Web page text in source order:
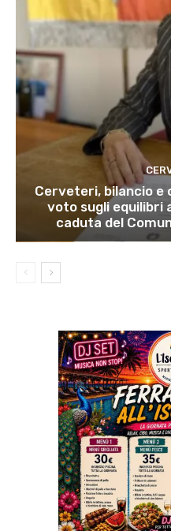
Cerveteri, bilancio e
voto sugli equilibri
caduta del